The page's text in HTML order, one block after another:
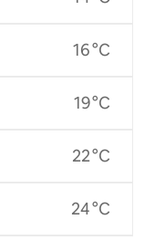
16 °C
19 °C
22 °C
24 °C